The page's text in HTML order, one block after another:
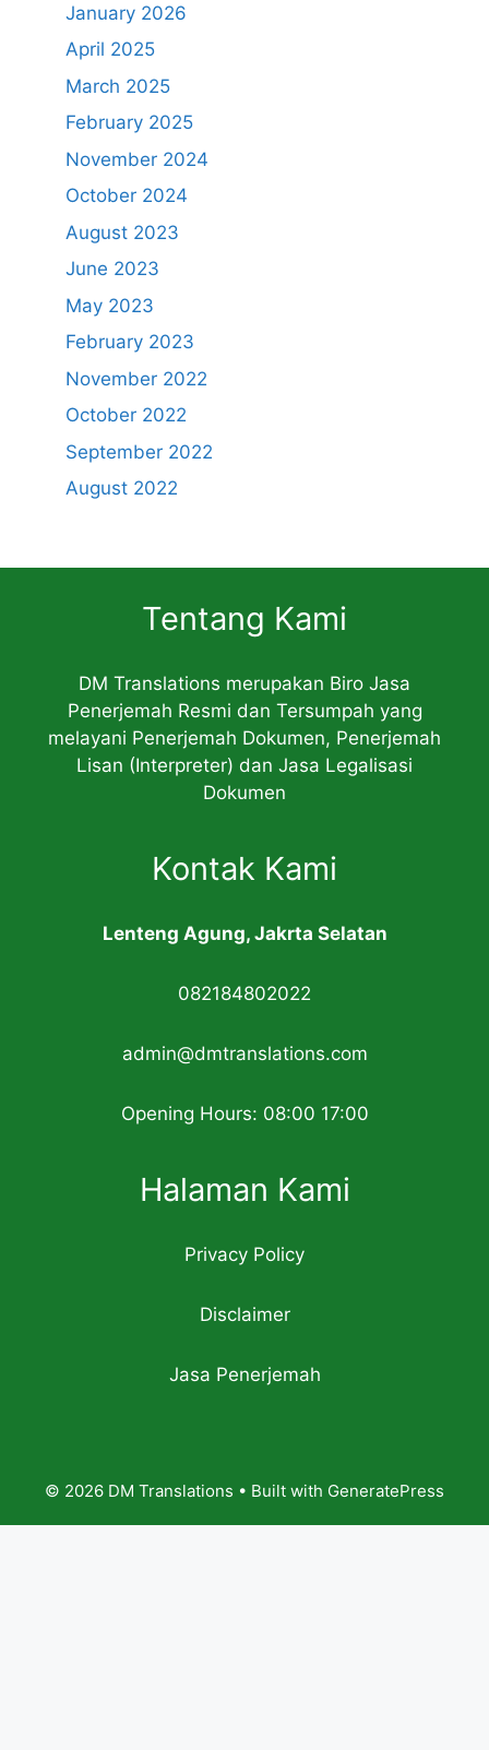
January 2026
April 2025
March 2025
February 2025
November 2024
October 2024
August 2023
June 2023
May 2023
February 2023
November 2022
October 2022
September 2022
August 2022
Tentang Kami
DM Translations merupakan Biro Jasa
Penerjemah Resmi dan Tersumpah yang
melayani Penerjemah Dokumen, Penerjemah
Lisan (Interpreter) dan Jasa Legalisasi
Dokumen
Kontak Kami
Lenteng Agung, Jakrta Selatan
082184802022
admin@dmtranslations.com
Opening Hours: 08:00 17:00
Halaman Kami
Privacy Policy
Disclaimer
Jasa Penerjemah
© 2026 DM Translations • Built with GeneratePress